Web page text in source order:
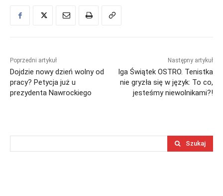
Poprzedni artykuł
Dojdzie nowy dzień wolny od
pracy? Petycja już u
prezydenta Nawrockiego
Następny artykuł
Iga Świątek OSTRO. Tenistka
nie gryzła się w język: To co,
jesteśmy niewolnikami?!
Szukaj